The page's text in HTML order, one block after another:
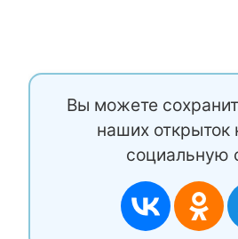
Вы можете
наших открыток
социальную